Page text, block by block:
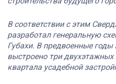
В соответствии с этим
разработал генеральную
Губахи. В предвоенные
выстроено три
квартала усадебной